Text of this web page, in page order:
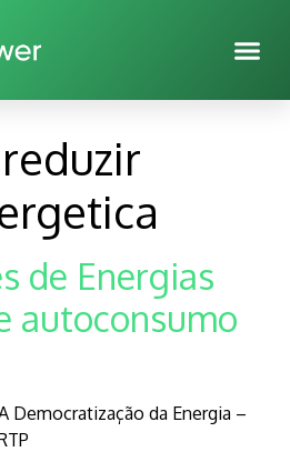
reduzir
de Energias
autoconsumo
Democratização da Energia –